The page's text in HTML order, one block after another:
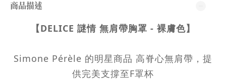
商品描述
【DELICE 謎情 無肩帶胸罩 - 裸膚色】
Simone Pérèle 的明星商品 高脊心無肩帶，提
供完美支撐至F罩杯